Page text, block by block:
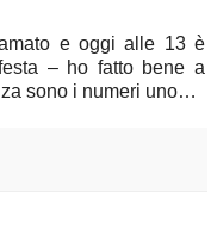
e oggi alle 13 è
– ho fatto bene a
sono i numeri uno…